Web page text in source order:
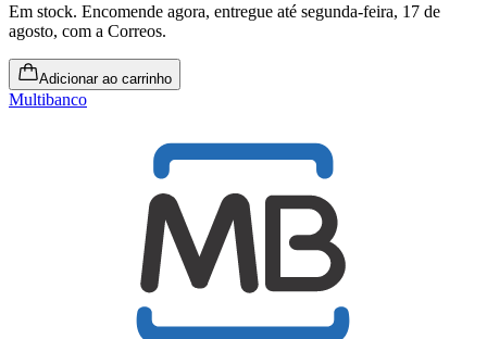
Em stock. Encomende agora, entregue até segunda-feira, 17 de
agosto, com a Correos.
Adicionar ao carrinho
Multibanco